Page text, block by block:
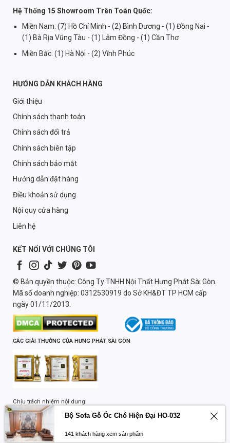
Hệ Thống 15 Showroom Trên Toàn Quốc:
Miền Nam: (7) Hồ Chí Minh - (2) Bình Dương - (1) Đồng Nai -
(1) Bà Rịa Vũng Tàu - (1) Lâm Đồng - (1) Cần Thơ
Miền Bắc: (1) Hà Nội - (2) Vĩnh Phúc
HƯỚNG DẪN KHÁCH HÀNG
Giới thiệu
Chính sách thanh toán
Chính sách đổi trả
Chính sách biên tập
Chính sách bảo mật
Hướng dẫn đặt hàng
Điều khoản sử dụng
Nội quy cửa hàng
Liên hệ
KẾT NỐI VỚI CHÚNG TÔI
© Bản quyền thuộc: Công Ty TNHH Nội Thất Hưng Phát Sài Gòn.
Mã số doanh nghiệp: 0312530919 do Sở KH&ĐT TP HCM cấp
ngày 01/11/2013.
CÁC GIẢI THƯỞNG CỦA HƯNG PHÁT SÀI GÒN
Chịu trách nhiệm nội dung:
Lương Quốc TrườngBộ Sofa Gỗ Óc Chó Hiện Đại HO-032
141 khách hàng xem sản phẩm